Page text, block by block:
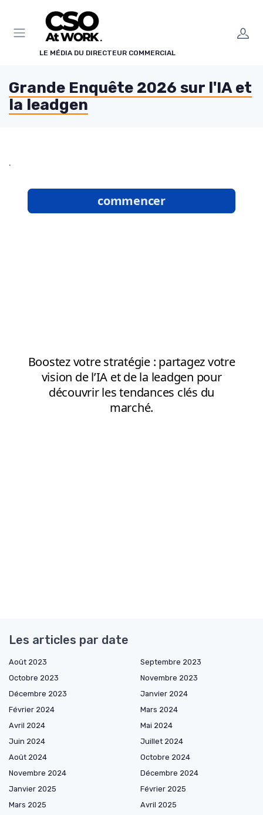
LE MÉDIA DU DIRECTEUR COMMERCIAL
Grande Enquête 2026 sur l'IA et
la leadgen
.
Les articles par date
Août 2023
Septembre 2023
Octobre 2023
Novembre 2023
Décembre 2023
Janvier 2024
Février 2024
Mars 2024
Avril 2024
Mai 2024
Juin 2024
Juillet 2024
Août 2024
Octobre 2024
Novembre 2024
Décembre 2024
Janvier 2025
Février 2025
Mars 2025
Avril 2025